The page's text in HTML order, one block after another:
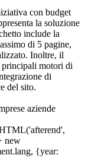
con budget
la soluzione
include la
di 5 pagine,
Inoltre, il
principali motori di
di
del sito.